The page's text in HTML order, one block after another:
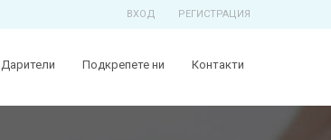
ВХОД РЕГИСТРАЦИЯ
Дарители Подкрепете ни Контакти